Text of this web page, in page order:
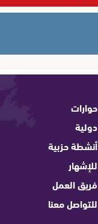
حوارات
دولية
أنشطة حزبية
للإشهار
فريق العمل
للتواصل معنا